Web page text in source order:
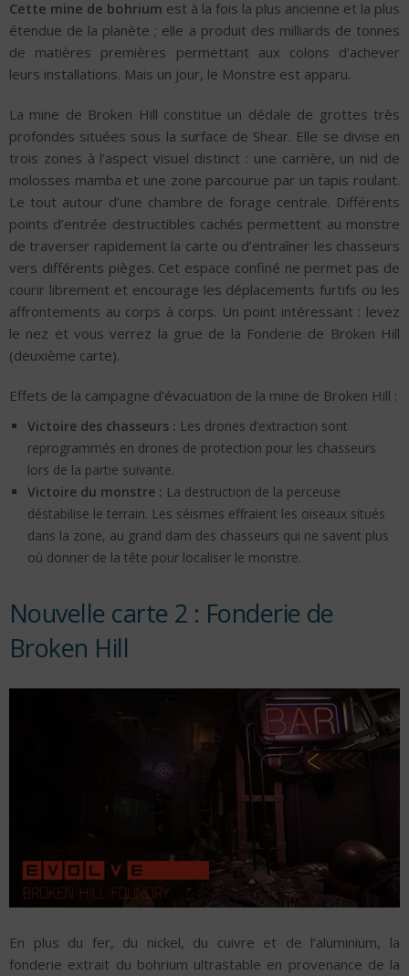
Cette mine de bohrium est à la fois la plus ancienne et la plus
étendue de la planète ; elle a produit des milliards de tonnes
de matières premières permettant aux colons d’achever
leurs installations. Mais un jour, le Monstre est apparu.
La mine de Broken Hill constitue un dédale de grottes très
profondes situées sous la surface de Shear. Elle se divise en
trois zones à l’aspect visuel distinct : une carrière, un nid de
molosses mamba et une zone parcourue par un tapis roulant.
Le tout autour d’une chambre de forage centrale. Différents
points d’entrée destructibles cachés permettent au monstre
de traverser rapidement la carte ou d’entraîner les chasseurs
vers différents pièges. Cet espace confiné ne permet pas de
courir librement et encourage les déplacements furtifs ou les
affrontements au corps à corps. Un point intéressant : levez
le nez et vous verrez la grue de la Fonderie de Broken Hill
(deuxième carte).
Effets de la campagne d’évacuation de la mine de Broken Hill :
Victoire des chasseurs : Les drones d’extraction sont
reprogrammés en drones de protection pour les chasseurs
lors de la partie suivante.
Victoire du monstre : La destruction de la perceuse
déstabilise le terrain. Les séismes effraient les oiseaux situés
dans la zone, au grand dam des chasseurs qui ne savent plus
où donner de la tête pour localiser le monstre.
Nouvelle carte 2 : Fonderie de
Broken Hill
En plus du fer, du nickel, du cuivre et de l’aluminium, la
fonderie extrait du bohrium ultrastable en provenance de la